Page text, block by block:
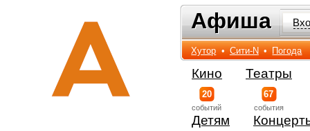
Афиша
Афиша
Хутор • Сити-N • Погода
Кино
20
событий
Театры
67
события
Детям